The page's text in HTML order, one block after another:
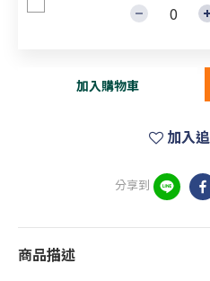
加入購物車
加入
分享到
商品描述